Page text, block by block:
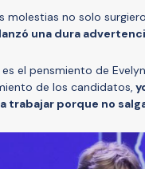
molestias no solo
una dura
es el pensmiento de
de los candidatos,
trabajar porque no